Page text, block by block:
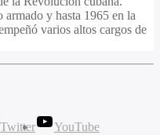
y hasta 1965 en la
varios altos cargos de
Twitter
YouTube